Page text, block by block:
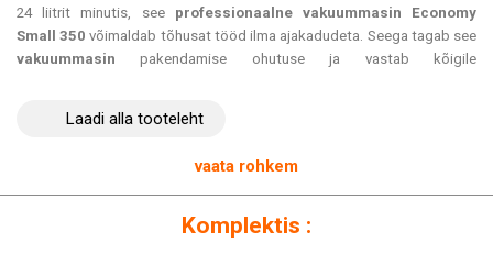
24 liitrit minutis, see professionaalne vakuummasin
Economy
Small 350 võimaldab tõhusat tööd ilma ajakadudeta. Seega tagab see
vakuummasin pakendamise ohutuse ja vastab kõigile
Säilitage kõik oma toodete toitainelised, maitse- ja visuaalsed
Laadi alla tooteleht
vaata rohkem
Komplektis :